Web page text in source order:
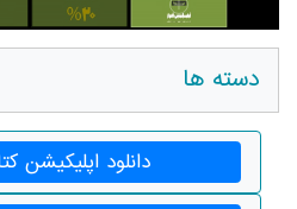
دسته ها
دانلود اپلیکیشن